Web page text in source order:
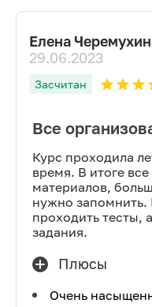
Елена
29.06.2023
Засчитан
Все
Курс проходила
время. В итоге
материалов,
нужно
проходить тесты,
задания.
Плюсы
Очень